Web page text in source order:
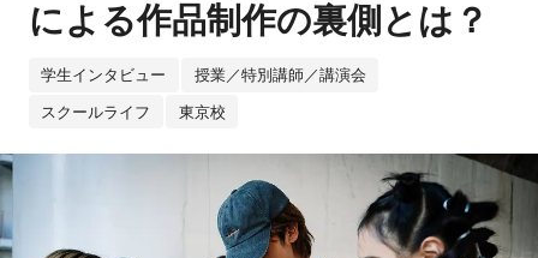
による作品制作の裏側とは？
学生インタビュー 授業／特別講師／講演会
スクールライフ 東京校